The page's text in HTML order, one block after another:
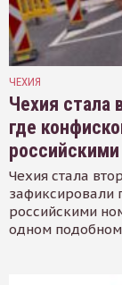
ЧЕХИЯ
Чехия стала
где
Чехия стала
зафиксировали
российскими
одном